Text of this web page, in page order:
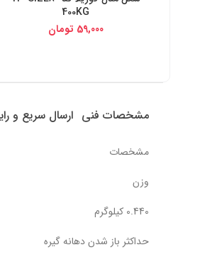
400KG
59,000 تومان
مشخصات فنی ارسال سریع و
مشخصات
وزن
0.440 کیلوگرم
حداکثر باز شدن دهانه گیره